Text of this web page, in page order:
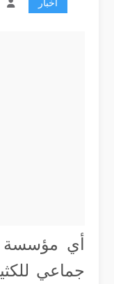
أخبار
أي مؤسسة
جماعي